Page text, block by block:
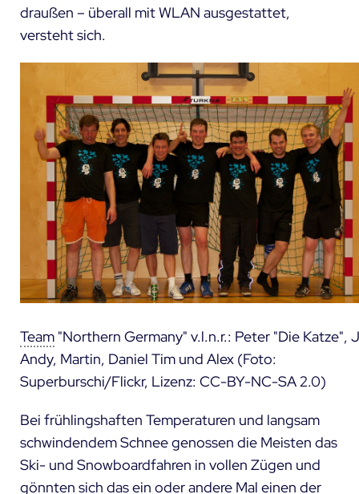
draußen – überall mit WLAN ausgestattet,
versteht sich.
Team "Northern Germany" v.l.n.r.: Peter "Die Katze",
Andy, Martin, Daniel Tim und Alex (Foto:
Superburschi/Flickr, Lizenz: CC-BY-NC-SA 2.0)
Bei frühlingshaften Temperaturen und langsam
schwindendem Schnee genossen die Meisten das
Ski- und Snowboardfahren in vollen Zügen und
gönnten sich das ein oder andere Mal einen der